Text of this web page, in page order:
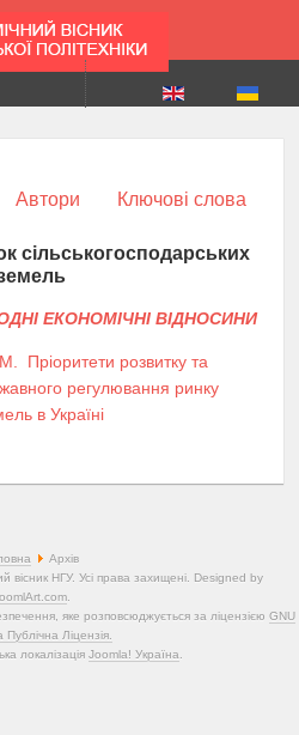
Автори Ключові слова
сільськогосподарських
ЕКОНОМІЧНІ ВІДНОСИНИ
Пріоритети розвитку та
регулювання ринку
в Україні
Архів
вісник НГУ. Усі права захищені. Designed by
.
яке розповсюджується за ліцензією GNU
Публічна Ліцензія.
локалізація Joomla! Україна